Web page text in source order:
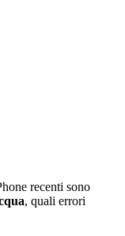
recenti sono
, quali errori